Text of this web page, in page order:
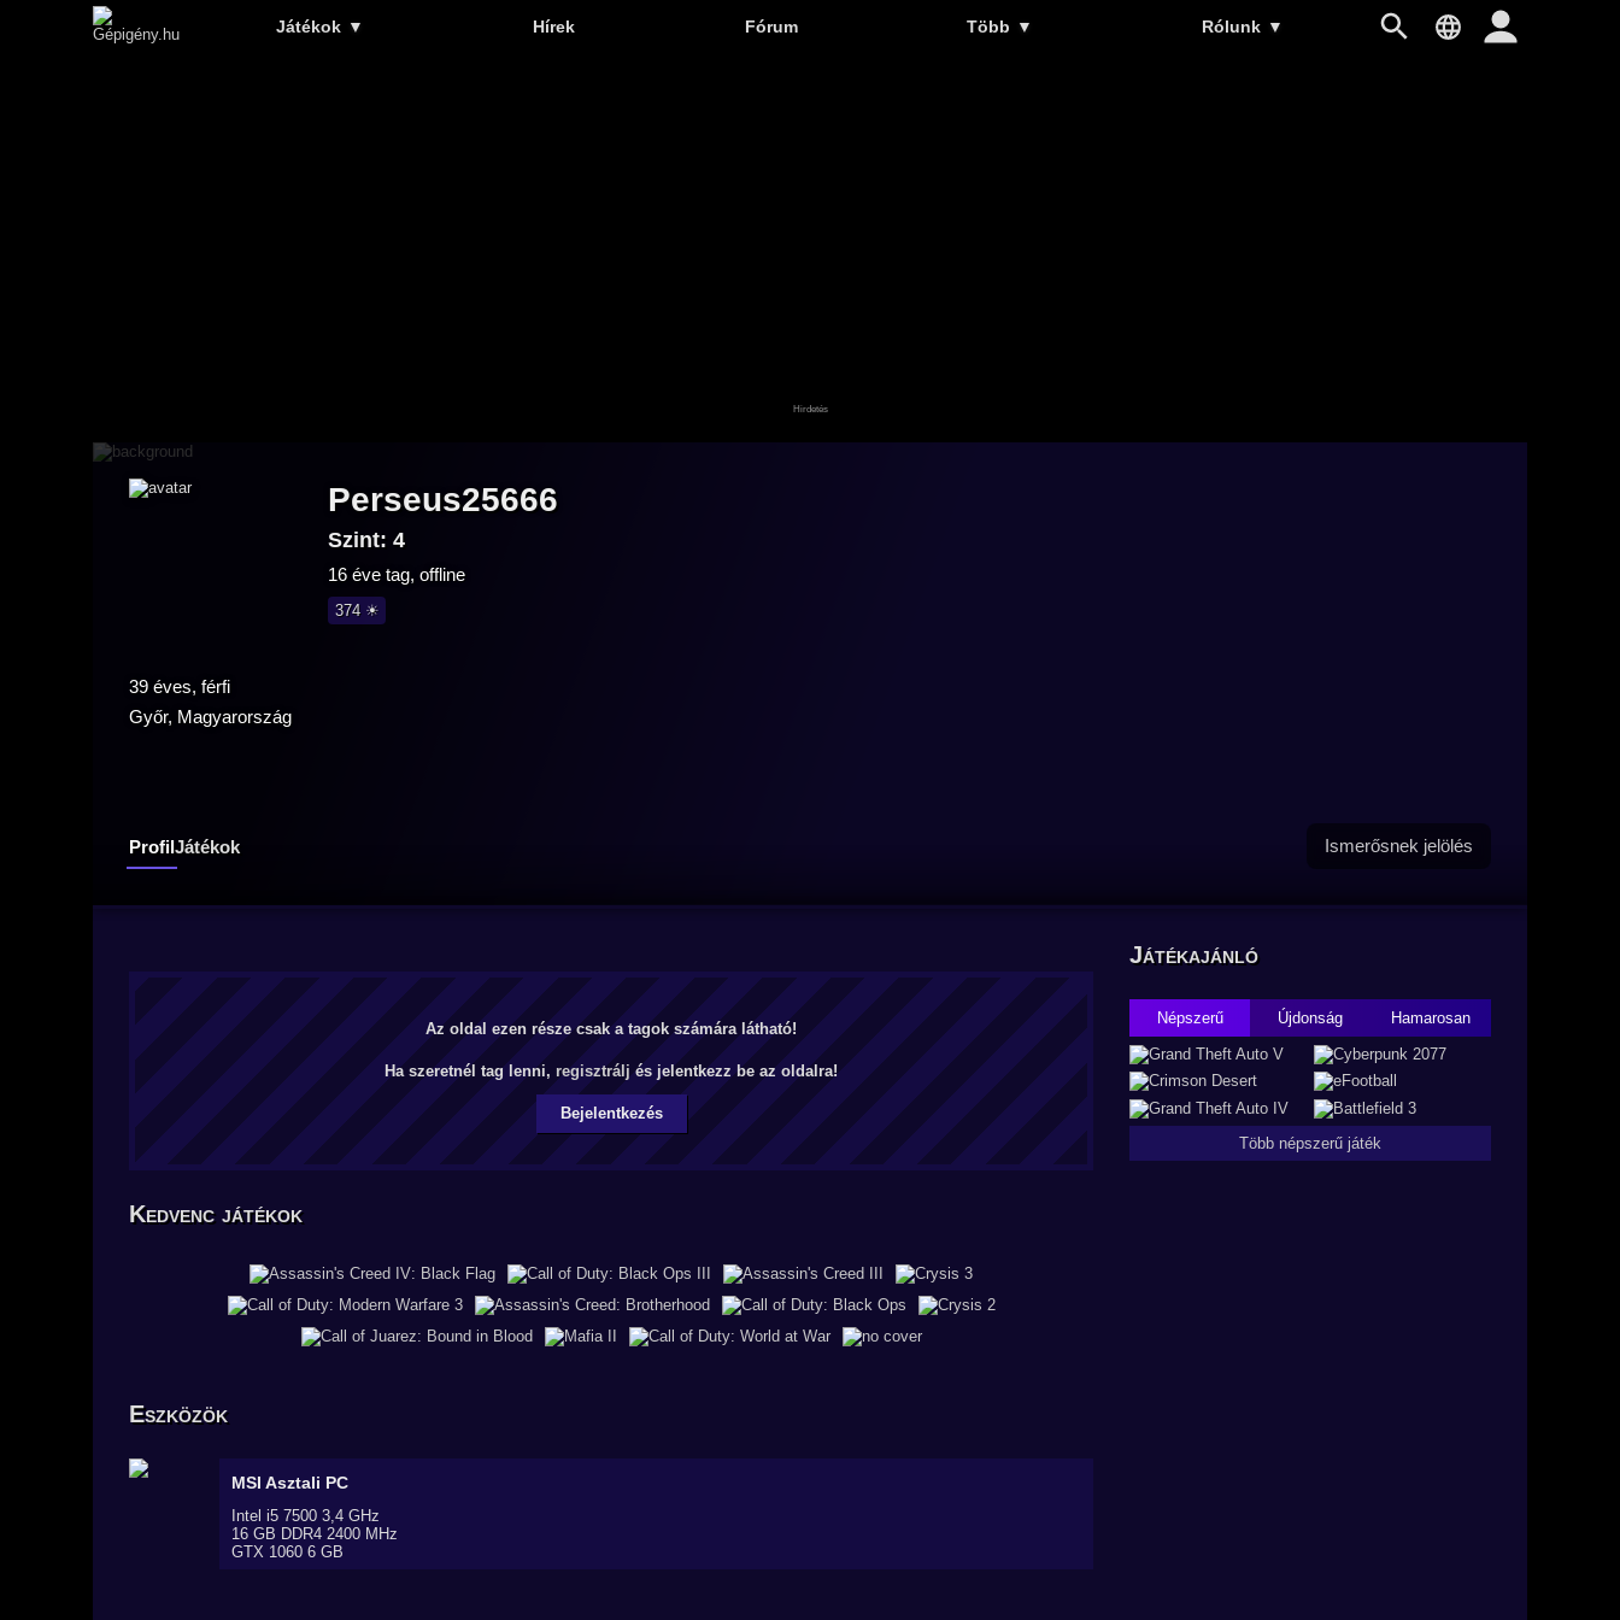
Játékok ▼ Hírek Fórum Több ▼ Rólunk ▼
Perseus25666
Szint: 4
16 éve tag, offline
374 ☀
39 éves, férfi
Győr, Magyarország
ProfilJátékok Ismerősnek jelölés
Az oldal ezen része csak a tagok számára látható!
Ha szeretnél tag lenni, regisztrálj és jelentkezz be az oldalra!
Bejelentkezés
Kedvenc játékok
Eszközök
MSI Asztali PC
Intel i5 7500 3,4 GHz
16 GB DDR4 2400 MHz
GTX 1060 6 GB
Játékajánló
Népszerű Újdonság Hamarosan
Több népszerű játék